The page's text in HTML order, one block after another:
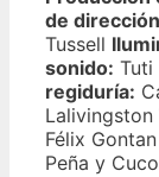
de
Tussell
sonido: Tuti
regiduría:
Lalivingston
Félix Gontan
Peña y